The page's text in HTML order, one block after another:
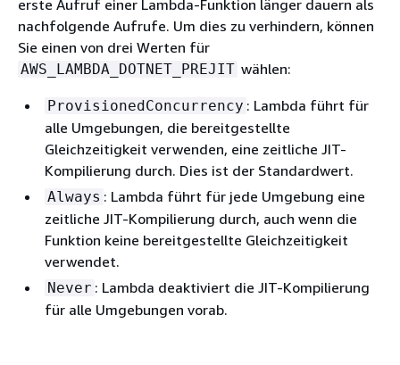
erste Aufruf einer Lambda-Funktion länger dauern als
nachfolgende Aufrufe. Um dies zu verhindern, können
Sie einen von drei Werten für
AWS_LAMBDA_DOTNET_PREJIT wählen:
ProvisionedConcurrency : Lambda führt für
alle Umgebungen, die bereitgestellte
Gleichzeitigkeit verwenden, eine zeitliche JIT-
Kompilierung durch. Dies ist der Standardwert.
Always : Lambda führt für jede Umgebung eine
zeitliche JIT-Kompilierung durch, auch wenn die
Funktion keine bereitgestellte Gleichzeitigkeit
verwendet.
Never : Lambda deaktiviert die JIT-Kompilierung
für alle Umgebungen vorab.